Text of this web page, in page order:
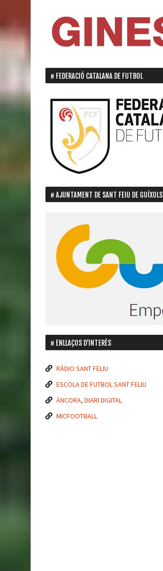
FEDERACIÓ CATALANA DE FUTBOL
AJUNTAMENT DE SANT FEIU DE GUÍXOLS
ENLLAÇOS D’INTERÈS
RÀDIO SANT FELIU
ESCOLA DE FUTBOL SANT FELIU
ÀNCORA, DIARI DIGITAL
MICFOOTBALL